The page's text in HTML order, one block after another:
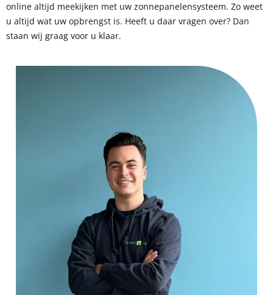
online altijd meekijken met uw zonnepanelensysteem. Zo weet
u altijd wat uw opbrengst is. Heeft u daar vragen over? Dan
staan wij graag voor u klaar.